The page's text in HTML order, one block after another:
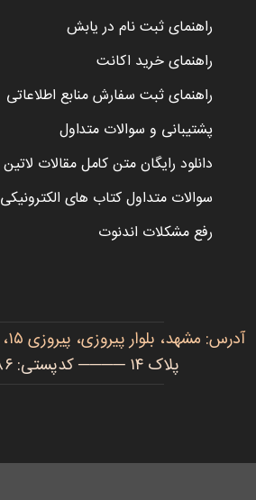
راهنمای ثبت نام در یابش
راهنمای خرید اکانت
راهنمای ثبت سفارش منابع اطلاعاتی
پشتیبانی و سوالات متداول
دانلود رایگان متن کامل مقالات لاتین
سوالات متداول کتاب های الکترونیکی
رفع مشکلات اندنوت
پلاک ۱۴ ──── کدپستی: ۹۱۷۷۷۳۴۴۸۶